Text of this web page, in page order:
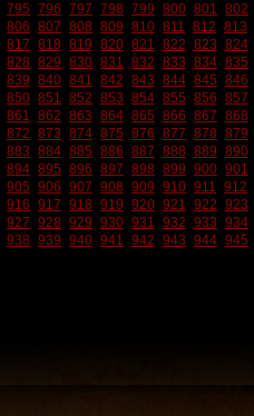
795 796 797 798 799 800 801 802
806 807 808 809 810 811 812 813
817 818 819 820 821 822 823 824
828 829 830 831 832 833 834 835
839 840 841 842 843 844 845 846
850 851 852 853 854 855 856 857
861 862 863 864 865 866 867 868
872 873 874 875 876 877 878 879
883 884 885 886 887 888 889 890
894 895 896 897 898 899 900 901
905 906 907 908 909 910 911 912
916 917 918 919 920 921 922 923
927 928 929 930 931 932 933 934
938 939 940 941 942 943 944 945